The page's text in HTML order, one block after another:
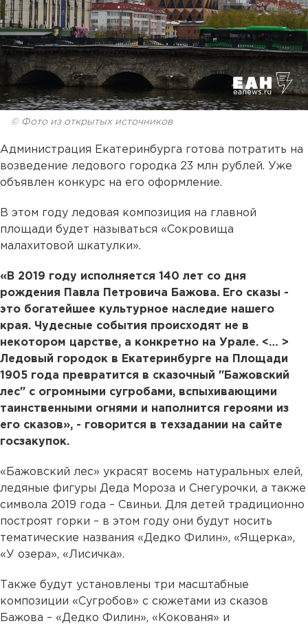
© Фото из открытых источников
Администрация Екатеринбурга готова потратить на
возведение ледового городка 23 млн рублей. Уже
объявлен конкурс на его оформление.
В этом году ледовая композиция на главной
площади будет называться «Сокровища
малахитовой шкатулки».
«В 2019 году исполняется 140 лет со дня
рождения Павла Петровича Бажова. Его сказы -
это богатейшее культурное наследие нашего
края. Чудесные события происходят не в
некотором царстве, а конкретно на Урале. <… >
Ледовый городок в Екатеринбурге на Площади
1905 года превратится в сказочный "Бажовский
лес" с огромными сугробами, вспыхивающими
таинственными огнями и наполнится героями из
его сказов», - говорится в техзадании на сайте
госзакупок.
«Бажовский лес» украсят восемь натуральных елей,
ледяные фигуры Деда Мороза и Снегурочки, а также
символа 2019 года – Свиньи. Для детей традиционно
построят горки – в этом году они будут носить
тематические названия «Дедко Филин», «Ящерка»,
«У озера», «Лисичка».
Также будут установлены три масштабные
композиции «Сугробов» с сюжетами из сказов
Бажова – «Дедко Филин», «Кокованя» и